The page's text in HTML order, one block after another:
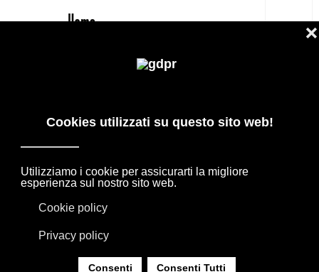
KARMAN: LAMPADE ARTIGIANALI DI
INTERNAZIONALE PER PROGETTI
CONSULENZA DEL NOSTRO TEAM.
MARCHI ARREDAMENTO